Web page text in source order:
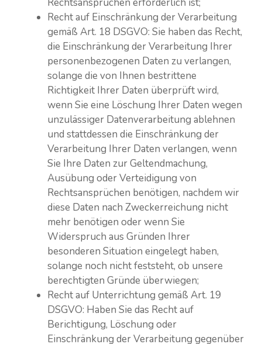
Recht auf Einschränkung der Verarbeitung
gemäß Art. 18 DSGVO: Sie haben das Recht,
die Einschränkung der Verarbeitung Ihrer
personenbezogenen Daten zu verlangen,
solange die von Ihnen bestrittene
Richtigkeit Ihrer Daten überprüft wird,
wenn Sie eine Löschung Ihrer Daten wegen
unzulässiger Datenverarbeitung ablehnen
und stattdessen die Einschränkung der
Verarbeitung Ihrer Daten verlangen, wenn
Sie Ihre Daten zur Geltendmachung,
Ausübung oder Verteidigung von
Rechtsansprüchen benötigen, nachdem wir
diese Daten nach Zweckerreichung nicht
mehr benötigen oder wenn Sie
Widerspruch aus Gründen Ihrer
besonderen Situation eingelegt haben,
solange noch nicht feststeht, ob unsere
berechtigten Gründe überwiegen;
Recht auf Unterrichtung gemäß Art. 19
DSGVO: Haben Sie das Recht auf
Berichtigung, Löschung oder
Einschränkung der Verarbeitung gegenüber